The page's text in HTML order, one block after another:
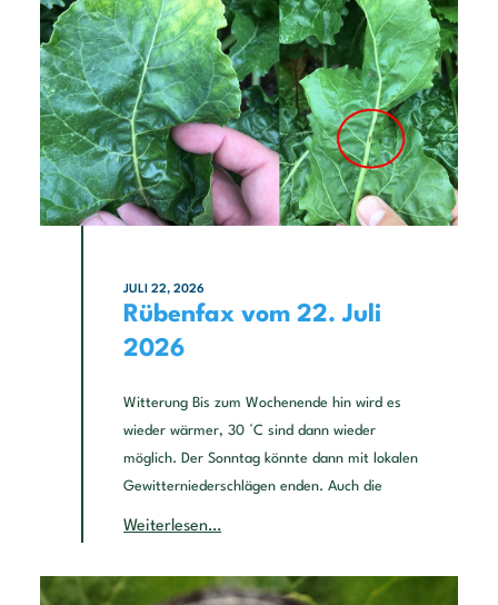
Rübenfax vom 22. Juli
2026
JULI 22, 2026
Witterung Bis zum Wochenende hin wird es
wieder wärmer, 30 °C sind dann wieder
möglich. Der Sonntag könnte dann mit lokalen
Gewitterniederschlägen enden. Auch die
Weiterlesen…